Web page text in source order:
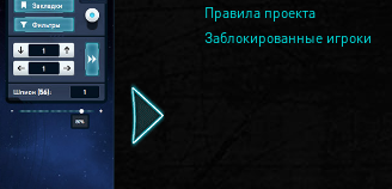
Правила проекта
Заблокированные игроки